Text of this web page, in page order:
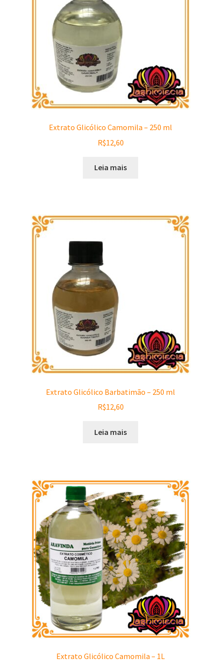
Extrato Glicólico Camomila – 250 ml
R$12,60
Leia mais
Extrato Glicólico Barbatimão – 250 ml
R$12,60
Leia mais
Extrato Glicólico Camomila – 1L